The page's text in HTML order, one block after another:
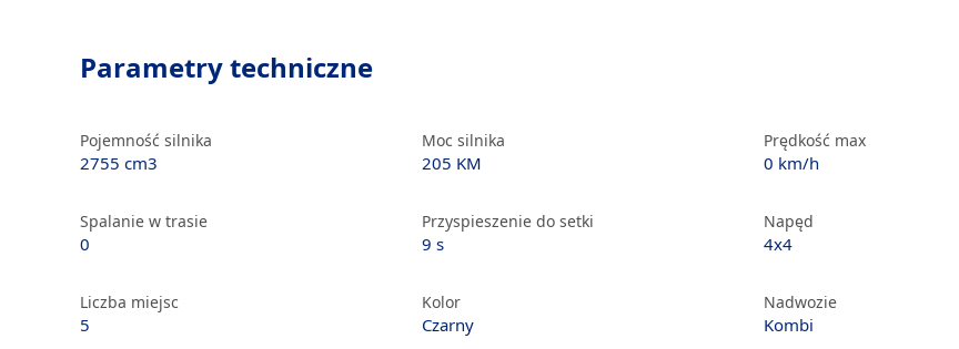
Parametry techniczne
Pojemność silnika
2755 cm3
Moc silnika
205 KM
Prędkość max
0 km/h
Spalanie w trasie
0
Przyspieszenie do setki
9 s
Napęd
4x4
Liczba miejsc
5
Kolor
Czarny
Nadwozie
Kombi